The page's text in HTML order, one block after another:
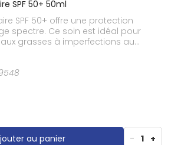
SPF 50+ 50ml
SPF 50+ offre une protection
spectre. Ce soin est idéal pour
grasses à imperfections au
la Monolaurine, actif sébo-
une réduction significative des
à prévenir l'apparition de marques
solaire. Cleanance Solaire 50+
un fini imperceptible et non brillant
constitue une excellente base de
Sa formule est également
au panier - 1 +